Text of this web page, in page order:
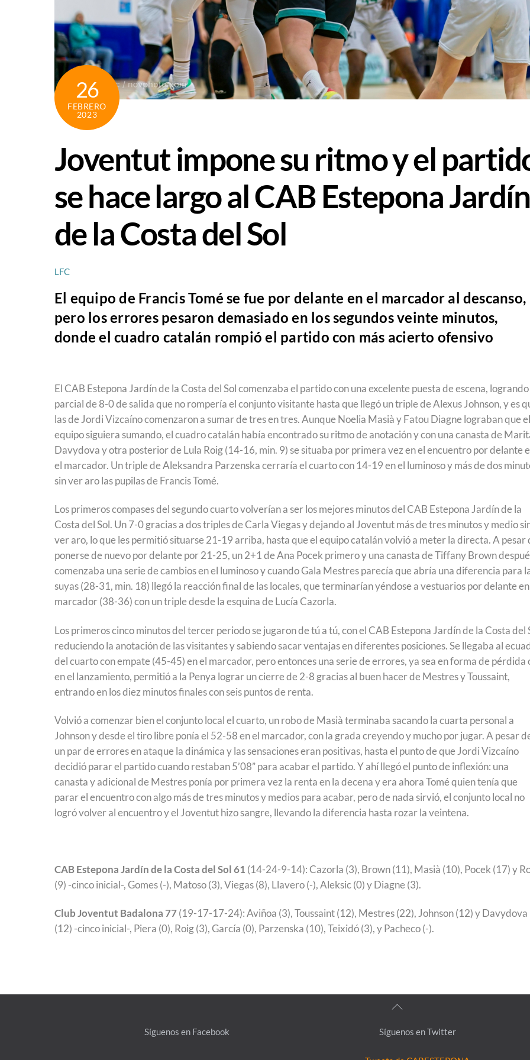
26
FEBRERO
2023
Joventut impone su ritmo y el
se hace largo al CAB Estepona Jardín
de la Costa del Sol
LFC
El equipo de Francis Tomé se fue por delante en el marcador al descanso,
pero los errores pesaron demasiado en los segundos veinte minutos,
donde el cuadro catalán rompió el partido con más acierto ofensivo
El CAB Estepona Jardín de la Costa del Sol comenzaba el partido con una excelente puesta de escena,
parcial de 8-0 de salida que no rompería el conjunto visitante hasta que llegó un triple de Alexus Johnson, y es
las de Jordi Vizcaíno comenzaron a sumar de tres en tres. Aunque Noelia Masià y Fatou Diagne lograban que el
equipo siguiera sumando, el cuadro catalán había encontrado su ritmo de anotación y con una canasta de
Davydova y otra posterior de Lula Roig (14-16, min. 9) se situaba por primera vez en el encuentro por delante
el marcador. Un triple de Aleksandra Parzenska cerraría el cuarto con 14-19 en el luminoso y más de dos
sin ver aro las pupilas de Francis Tomé.
Los primeros compases del segundo cuarto volverían a ser los mejores minutos del CAB Estepona Jardín de la
Costa del Sol. Un 7-0 gracias a dos triples de Carla Viegas y dejando al Joventut más de tres minutos y medio
ver aro, lo que les permitió situarse 21-19 arriba, hasta que el equipo catalán volvió a meter la directa. A pesar
ponerse de nuevo por delante por 21-25, un 2+1 de Ana Pocek primero y una canasta de Tiffany Brown
comenzaba una serie de cambios en el luminoso y cuando Gala Mestres parecía que abría una diferencia para
suyas (28-31, min. 18) llegó la reacción final de las locales, que terminarían yéndose a vestuarios por delante
marcador (38-36) con un triple desde la esquina de Lucía Cazorla.
Los primeros cinco minutos del tercer periodo se jugaron de tú a tú, con el CAB Estepona Jardín de la Costa del
reduciendo la anotación de las visitantes y sabiendo sacar ventajas en diferentes posiciones. Se llegaba al
del cuarto con empate (45-45) en el marcador, pero entonces una serie de errores, ya sea en forma de pérdida
en el lanzamiento, permitió a la Penya lograr un cierre de 2-8 gracias al buen hacer de Mestres y Toussaint,
entrando en los diez minutos finales con seis puntos de renta.
Volvió a comenzar bien el conjunto local el cuarto, un robo de Masià terminaba sacando la cuarta personal a
Johnson y desde el tiro libre ponía el 52-58 en el marcador, con la grada creyendo y mucho por jugar. A pesar
un par de errores en ataque la dinámica y las sensaciones eran positivas, hasta el punto de que Jordi Vizcaíno
decidió parar el partido cuando restaban 5’08” para acabar el partido. Y ahí llegó el punto de inflexión: una
canasta y adicional de Mestres ponía por primera vez la renta en la decena y era ahora Tomé quien tenía que
parar el encuentro con algo más de tres minutos y medios para acabar, pero de nada sirvió, el conjunto local no
logró volver al encuentro y el Joventut hizo sangre, llevando la diferencia hasta rozar la veintena.
CAB Estepona Jardín de la Costa del Sol 61 (14-24-9-14): Cazorla (3), Brown (11), Masià (10), Pocek (17) y
(9) -cinco inicial-, Gomes (-), Matoso (3), Viegas (8), Llavero (-), Aleksic (0) y Diagne (3).
Club Joventut Badalona 77(19-17-17-24): Aviñoa (3), Toussaint (12), Mestres (22), Johnson (12) y Davydova
(12) -cinco inicial-, Piera (0), Roig (3), García (0), Parzenska (10), Teixidó (3), y Pacheco (-).
Back
Top
Síguenos en Facebook Síguenos en Twitter